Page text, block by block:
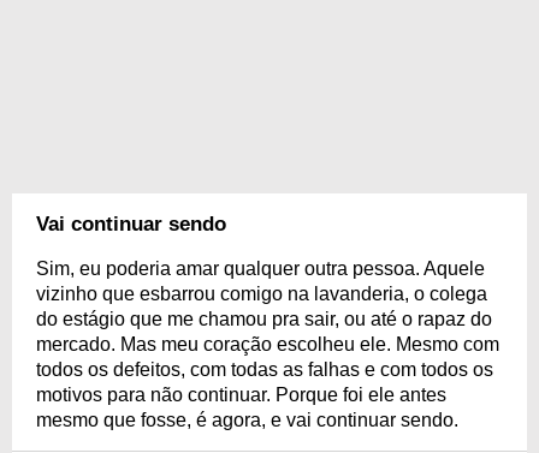
Vai continuar sendo
Sim, eu poderia amar qualquer outra pessoa. Aquele
vizinho que esbarrou comigo na lavanderia, o colega
do estágio que me chamou pra sair, ou até o rapaz do
mercado. Mas meu coração escolheu ele. Mesmo com
todos os defeitos, com todas as falhas e com todos os
motivos para não continuar. Porque foi ele antes
mesmo que fosse, é agora, e vai continuar sendo.